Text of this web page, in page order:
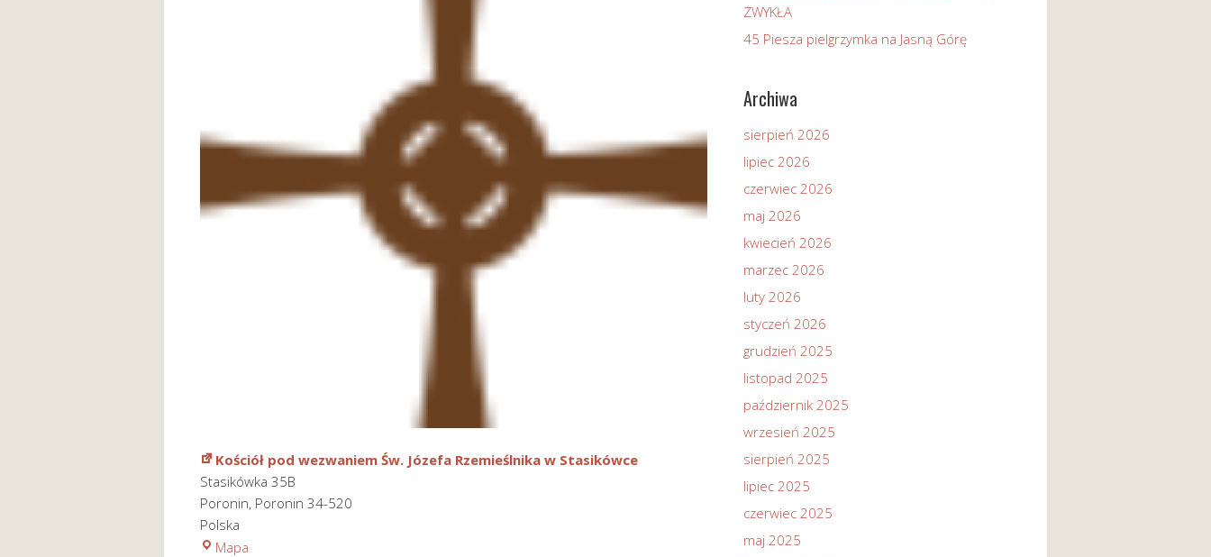
Kościół pod wezwaniem Św. Józefa Rzemieślnika w Stasikówce
Stasikówka 35B
Poronin, Poronin 34-520
Polska
Mapa
ZWYKŁA
45 Piesza pielgrzymka na Jasną Górę
Archiwa
sierpień 2026
lipiec 2026
czerwiec 2026
maj 2026
kwiecień 2026
marzec 2026
luty 2026
styczeń 2026
grudzień 2025
listopad 2025
październik 2025
wrzesień 2025
sierpień 2025
lipiec 2025
czerwiec 2025
maj 2025